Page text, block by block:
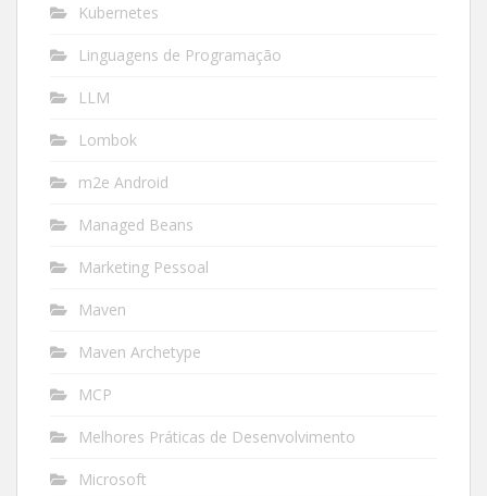
Kubernetes
Linguagens de Programação
LLM
Lombok
m2e Android
Managed Beans
Marketing Pessoal
Maven
Maven Archetype
MCP
Melhores Práticas de Desenvolvimento
Microsoft